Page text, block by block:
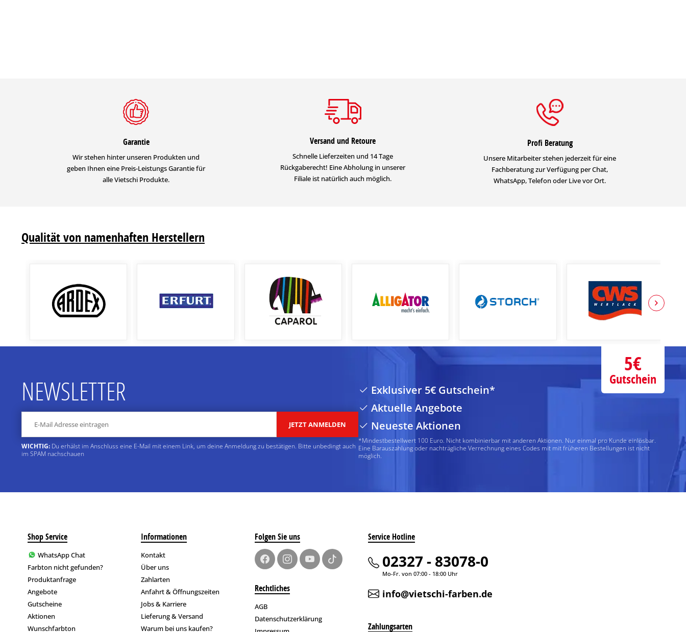
Garantie
Wir stehen hinter unseren Produkten und
geben Ihnen eine Preis-Leistungs Garantie für
alle Vietschi Produkte.
Versand und Retoure
Schnelle Lieferzeiten und 14 Tage
Rückgaberecht! Eine Abholung in unserer
Filiale ist natürlich auch möglich.
Profi Beratung
Unsere Mitarbeiter stehen jederzeit für eine
Fachberatung zur Verfügung per Chat,
WhatsApp, Telefon oder Live vor Ort.
Qualität von namenhaften Herstellern
NEWSLETTER
JETZT ANMELDEN
WICHTIG: Du erhälst im Anschluss eine E-Mail mit einem Link, um deine Anmeldung zu bestätigen. Bitte unbedingt auch
im SPAM nachschauen
Exklusiver 5€ Gutschein*
Aktuelle Angebote
Neueste Aktionen
*Mindestbestellwert 100 Euro. Nicht kombinierbar mit anderen Aktionen. Nur einmal pro Kunde einlösbar.
Eine Barauszahlung oder nachträgliche Verrechnung eines Codes mit mit früheren Bestellungen ist nicht
möglich.
5€
Gutschein
Shop Service
WhatsApp Chat
Farbton nicht gefunden?
Produktanfrage
Angebote
Gutscheine
Aktionen
Wunschfarbton
Informationen
Kontakt
Über uns
Zahlarten
Anfahrt & Öffnungszeiten
Jobs & Karriere
Lieferung & Versand
Warum bei uns kaufen?
Folgen Sie uns
Rechtliches
AGB
Datenschutzerklärung
Service Hotline
02327 - 83078-0
Mo-Fr. von 07:00 - 18:00 Uhr
info@vietschi-farben.de
Zahlungsarten